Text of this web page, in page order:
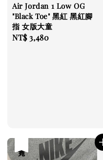
Air Jordan 1 Low OG
"Black Toe" 黑紅 黑紅腳
指 女版大童
Regular
NT$ 3,480